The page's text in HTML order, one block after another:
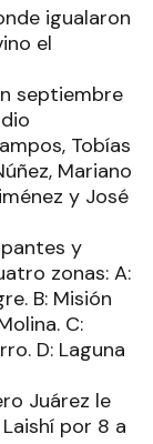
igualaron
el
septiembre
Tobías
Mariano
y José
y
zonas: A:
B: Misión
C:
D: Laguna
Juárez le
por 8 a